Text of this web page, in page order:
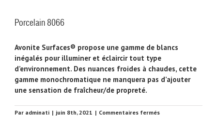
Porcelain 8066
Avonite Surfaces® propose une gamme de blancs
inégalés pour illuminer et éclaircir tout type
d’environnement. Des nuances froides à chaudes, cette
gamme monochromatique ne manquera pas d’ajouter
une sensation de fraîcheur/de propreté.
Par adminati | juin 8th, 2021 | Commentaires ferméssur